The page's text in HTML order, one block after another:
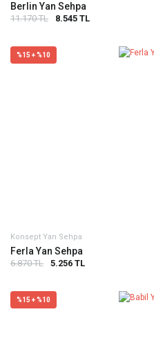
Berlin Yan Sehpa
11.170 TL 8.545 TL
%15 + %10
Konsept Yan Sehpa
Ferla Yan Sehpa
6.870 TL 5.256 TL
%15 + %10